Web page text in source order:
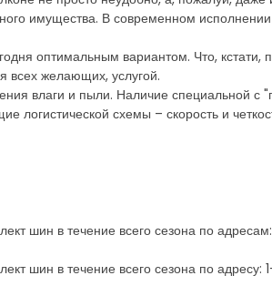
имущества. В современном исполнении
оптимальным вариантом. Что, кстати,
всех желающих, услугой.
влаги и пыли. Наличие специальной с
логистической схемы – скорость и
шин в течение всего сезона по
шин в течение всего сезона по адресу: